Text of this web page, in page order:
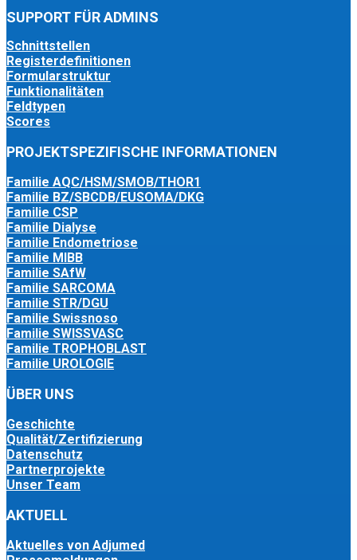
SUPPORT FÜR ADMINS
Schnittstellen
Registerdefinitionen
Formularstruktur
Funktionalitäten
Feldtypen
Scores
PROJEKTSPEZIFISCHE INFORMATIONEN
Familie AQC/HSM/SMOB/THOR1
Familie BZ/SBCDB/EUSOMA/DKG
Familie CSP
Familie Dialyse
Familie Endometriose
Familie MIBB
Familie SAfW
Familie SARCOMA
Familie STR/DGU
Familie Swissnoso
Familie SWISSVASC
Familie TROPHOBLAST
Familie UROLOGIE
ÜBER UNS
Geschichte
Qualität/Zertifizierung
Datenschutz
Partnerprojekte
Unser Team
AKTUELL
Aktuelles von Adjumed